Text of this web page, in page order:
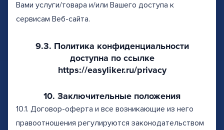
Вами услуги/товара и/или Вашего доступа к
сервисам Веб-сайта.
9.3. Политика конфиденциальности
доступна по ссылке
https://easyliker.ru/privacy
10. Заключительные положения
10.1. Договор-оферта и все возникающие из него
правоотношения регулируются законодательством